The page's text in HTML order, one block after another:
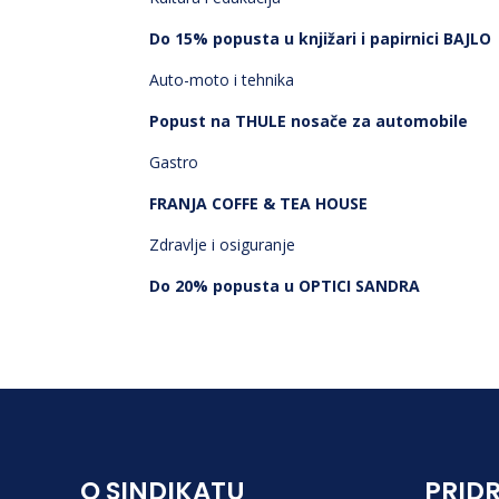
Do 15% popusta u knjižari i papirnici BAJLO
Auto-moto i tehnika
Popust na THULE nosače za automobile
Gastro
FRANJA COFFE & TEA HOUSE
Zdravlje i osiguranje
Do 20% popusta u OPTICI SANDRA
O SINDIKATU